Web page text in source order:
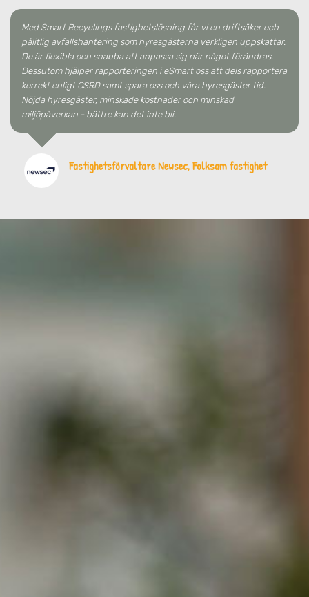
Med Smart Recyclings fastighetslösning får vi en driftsäker och
pålitlig avfallshantering som hyresgästerna verkligen uppskattar.
De är flexibla och snabba att anpassa sig när något förändras.
Dessutom hjälper rapporteringen i eSmart oss att dels rapportera
korrekt enligt CSRD samt spara oss och våra hyresgäster tid.
Nöjda hyresgäster, minskade kostnader och minskad
miljöpåverkan - bättre kan det inte bli.
Fastighetsförvaltare Newsec, Folksam fastighet